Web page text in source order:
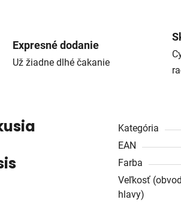
Expresné dodanie
Už žiadne dlhé čakanie
Kategória
EAN
Farba
Veľkosť (obvod
hlavy)